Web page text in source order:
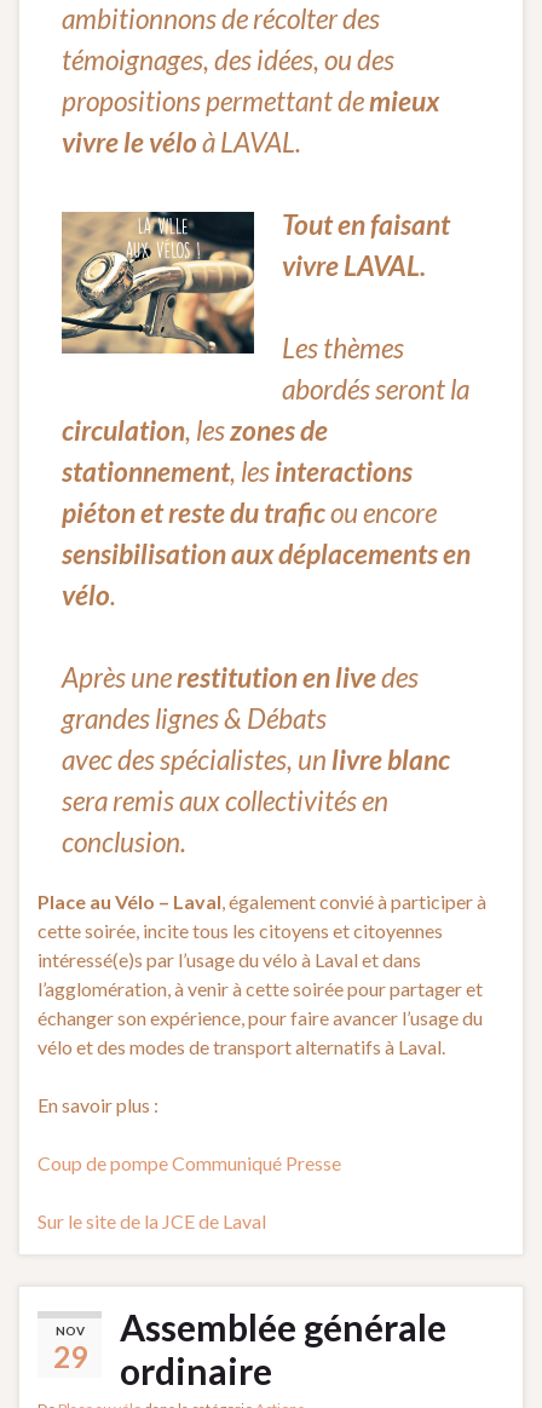
ambitionnons de récolter des
témoignages, des idées, ou des
propositions permettant demieux
vivre le véloà LAVAL.
Tout en faisant
vivre LAVAL.
Les thèmes
abordés seront la
circulation, leszones de
stationnement, lesinteractions
piéton et reste du traficou encore
sensibilisation aux déplacements en
vélo.
Après unerestitution en livedes
grandes lignes & Débats
avec des spécialistes, un livre blanc
sera remis aux collectivités en
conclusion.
Place au Vélo – Laval, également convié à participer à
cette soirée, incite tous les citoyens et citoyennes
intéressé(e)s par l’usage du vélo à Laval et dans
l’agglomération, à venir à cette soirée pour partager et
échanger son expérience, pour faire avancer l’usage du
vélo et des modes de transport alternatifs à Laval.
En savoir plus :
Coup de pompe Communiqué Presse
Sur le site de la JCE de Laval
NOV
29
Assemblée générale
ordinaire